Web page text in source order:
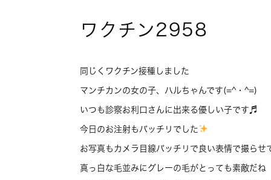
ワクチン2958
同じくワクチン接種しました
マンチカンの女の子、ハルちゃんです(=^・^=)
いつも診察お利口さんに出来る優しい子です♬
今日のお注射もバッチリでした
お写真もカメラ目線バッチリで良い表情で撮らせ
真っ白な毛並みにグレーの毛がとっても素敵だね